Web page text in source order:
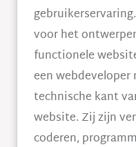
voor het
functionele
een webdeveloper
technische kant
website. Zij zijn
coderen,